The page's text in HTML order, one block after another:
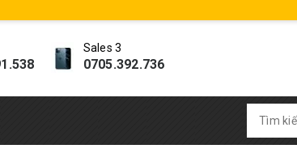
Sales 3
0705.392.736